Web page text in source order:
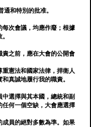
和特別的批准。
次會議，均應作廢；根據
責之前，應在大會的公開會
憲法和國家法律，捍衛人
真誠地履行我的職責。
選擇與其本國，總統和副
何一個空缺，大會應選擇
員的絕對多數為準。如果